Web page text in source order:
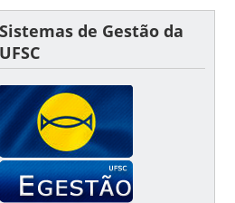
Sistemas de Gestão da
UFSC